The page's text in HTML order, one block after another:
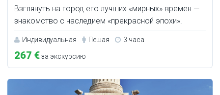
Взглянуть на город его лучших «мирных» времен —
знакомство с наследием «прекрасной эпохи».
Индивидуальная Пешая 3 часа
267 €за экскурсию